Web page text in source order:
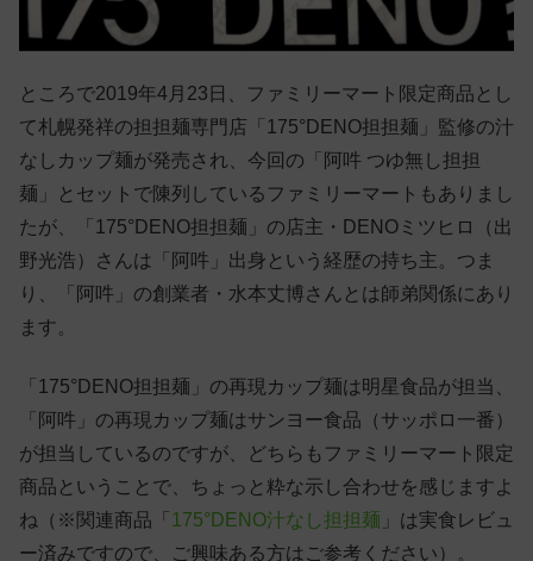
ところで2019年4月23日、ファミリーマート限定商品とし
て札幌発祥の担担麺専門店「175°DENO担担麺」監修の汁
なしカップ麺が発売され、今回の「阿吽 つゆ無し担担
麺」とセットで陳列しているファミリーマートもありまし
たが、「175°DENO担担麺」の店主・DENOミツヒロ（出
野光浩）さんは「阿吽」出身という経歴の持ち主。つま
り、「阿吽」の創業者・水本丈博さんとは師弟関係にあり
ます。
「175°DENO担担麺」の再現カップ麺は明星食品が担当、
「阿吽」の再現カップ麺はサンヨー食品（サッポロ一番）
が担当しているのですが、どちらもファミリーマート限定
商品ということで、ちょっと粋な示し合わせを感じますよ
ね（※関連商品「 175°DENO汁なし担担麺 」は実食レビュ
ー済みですので、ご興味ある方はご参考ください）。